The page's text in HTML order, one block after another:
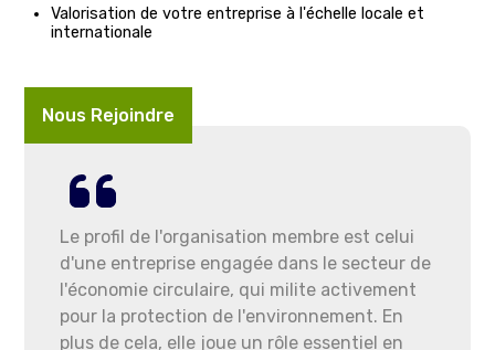
Le profil de l'organisation membre est celui
d'une entreprise engagée dans le secteur de
l'économie circulaire, qui milite activement
pour la protection de l'environnement. En
plus de cela, elle joue un rôle essentiel en
Valorisation de votre entreprise à l'échelle locale et
internationale
Nous Rejoindre